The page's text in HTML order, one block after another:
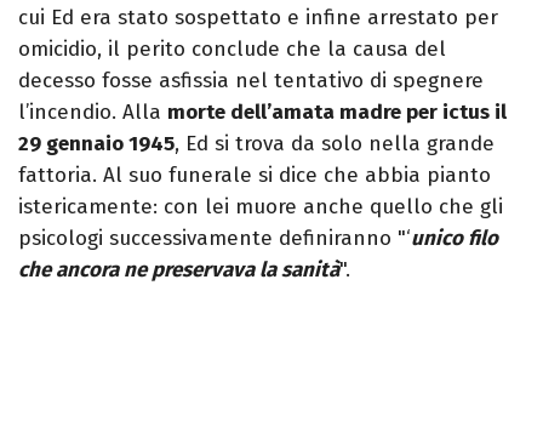
cui Ed era stato sospettato e infine arrestato per
omicidio, il perito conclude che la causa del
decesso fosse asfissia nel tentativo di spegnere
l’incendio. Alla morte dell’amata madre per ictus il
29 gennaio 1945, Ed si trova da solo nella grande
fattoria. Al suo funerale si dice che abbia pianto
istericamente: con lei muore anche quello che gli
psicologi successivamente definiranno "‘unico filo
che ancora ne preservava la sanità".